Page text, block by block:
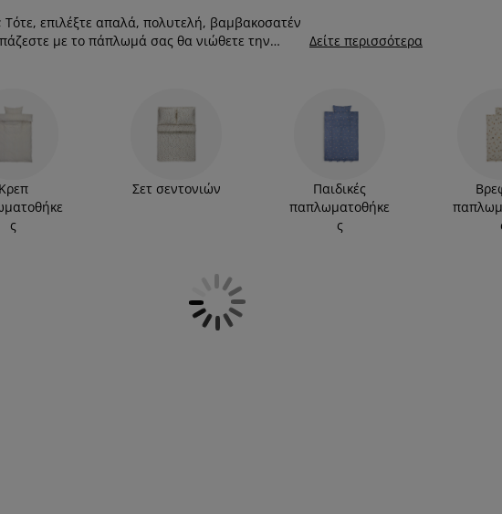
επιλέξτε απαλά, πολυτελή, βαμβακοσατέν
με το πάπλωμά σας θα νιώθετε την
σας από τη συλλογή μας, είτε ψάχνετε για
βαμβακοσατέν ή παπλωματοθήκη υπέρδιπλη
Δείτε περισσότερα
Κρεπ
ς
Σετ σεντονιών
Παιδικές
παπλωματοθήκε
ς